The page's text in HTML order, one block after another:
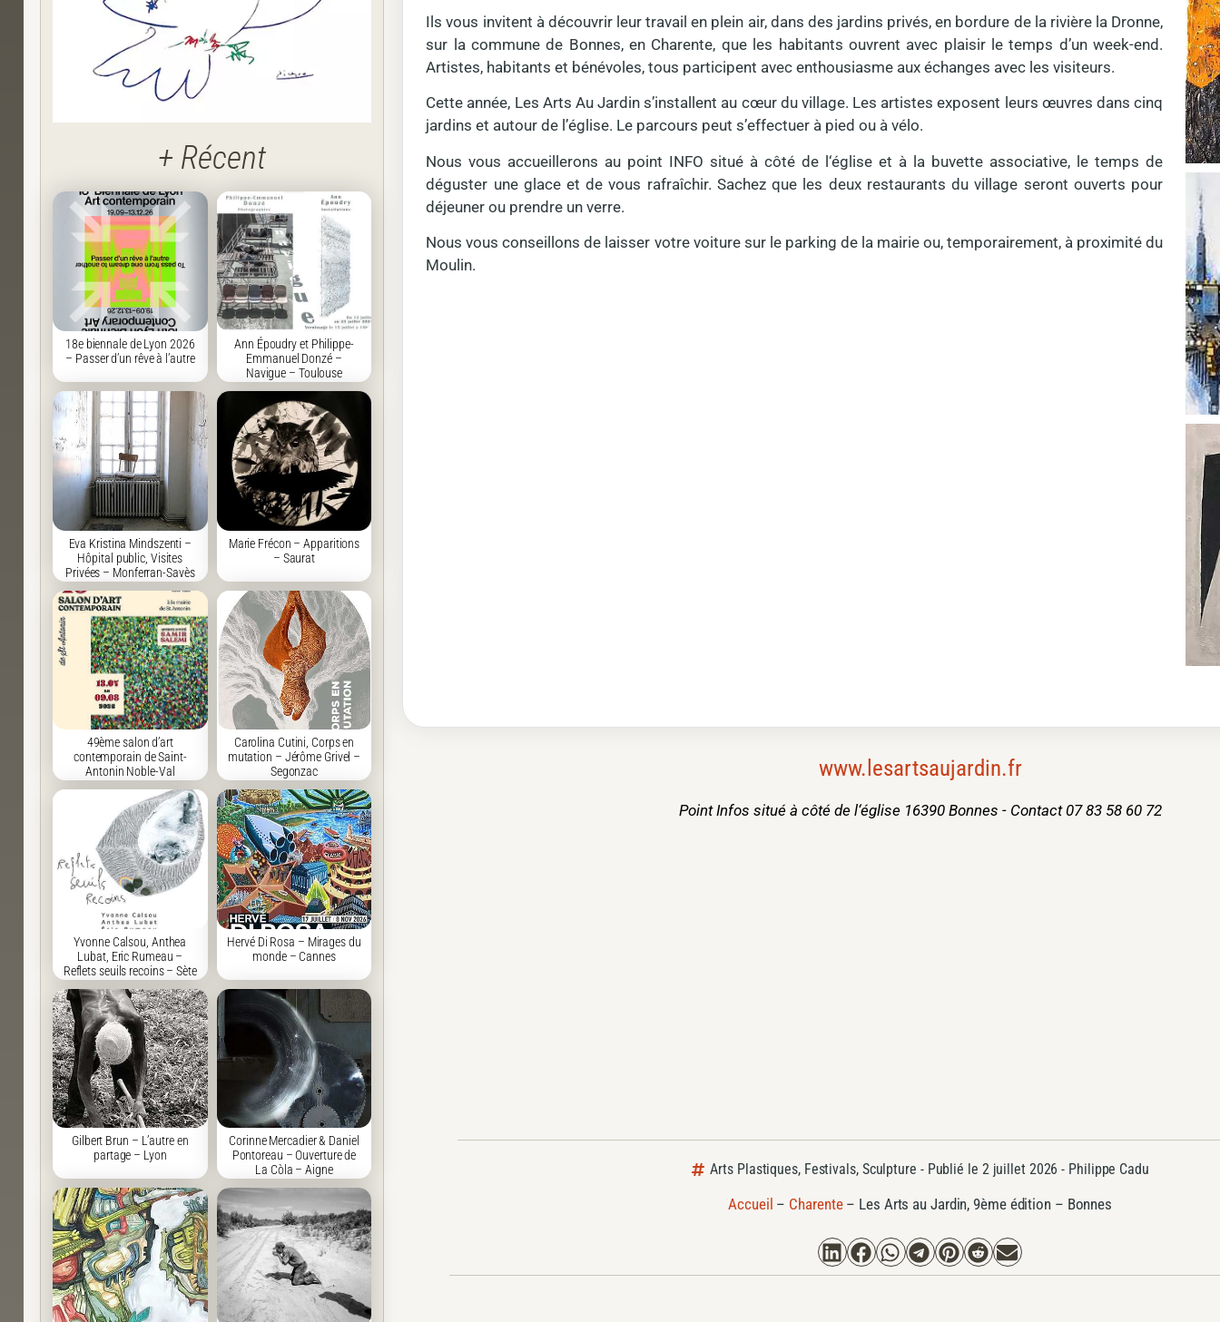
+ Récent
18e biennale de Lyon 2026
– Passer d’un rêve à l’autre
Ann Époudry et Philippe-
Emmanuel Donzé –
Navigue – Toulouse
Eva Kristina Mindszenti –
Hôpital public, Visites
Privées – Monferran-Savès
Marie Frécon – Apparitions
– Saurat
49ème salon d’art
contemporain de Saint-
Antonin Noble-Val
Carolina Cutini, Corps en
mutation – Jérôme Grivel –
Segonzac
Yvonne Calsou, Anthea
Lubat, Eric Rumeau –
Reflets seuils recoins – Sète
Hervé Di Rosa – Mirages du
monde – Cannes
Gilbert Brun – L’autre en
partage – Lyon
Corinne Mercadier & Daniel
Pontoreau – Ouverture de
La Còla – Aigne
Ils vous invitent à découvrir leur travail en plein air, dans des jardins privés, en bordure de la rivière la Dronne,
sur la commune de Bonnes, en Charente, que les habitants ouvrent avec plaisir le temps d’un week-end.
Artistes, habitants et bénévoles, tous participent avec enthousiasme aux échanges avec les visiteurs.
Cette année, Les Arts Au Jardin s’installent au cœur du village. Les artistes exposent leurs œuvres dans cinq
jardins et autour de l’église. Le parcours peut s’effectuer à pied ou à vélo.
Nous vous accueillerons au point INFO situé à côté de l‘église et à la buvette associative, le temps de
déguster une glace et de vous rafraîchir. Sachez que les deux restaurants du village seront ouverts pour
déjeuner ou prendre un verre.
Nous vous conseillons de laisser votre voiture sur le parking de la mairie ou, temporairement, à proximité du
Moulin.
www.lesartsaujardin.fr
Point Infos situé à côté de l‘église 16390 Bonnes - Contact 07 83 58 60 72
Arts Plastiques, Festivals, Sculpture - Publié le 2 juillet 2026 - Philippe Cadu
Accueil – Charente– Les Arts au Jardin, 9ème édition – Bonnes